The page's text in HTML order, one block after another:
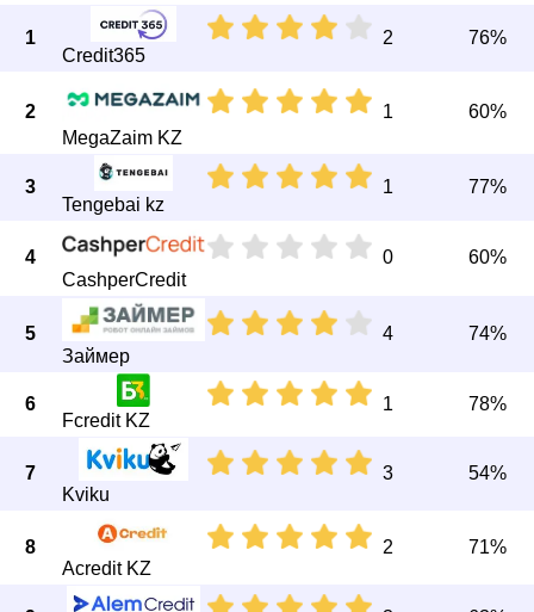
1
Credit365
2 76%
2
MegaZaim KZ
1 60%
3
Tengebai kz
1 77%
4
CashperCredit
0 60%
5
Займер
4 74%
6
Fcredit KZ
1 78%
7
Kviku
3 54%
8
Acredit KZ
2 71%